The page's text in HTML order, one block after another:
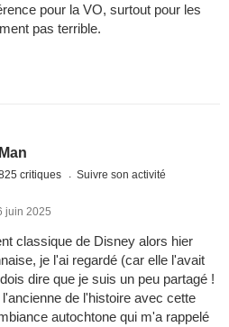
pour la VO, surtout pour les
pas terrible.
critiques Suivre son activité
juin 2025
classique de Disney alors hier
je l'ai regardé (car elle l'avait
dire que je suis un peu partagé !
de l'histoire avec cette
autochtone qui m'a rappelé